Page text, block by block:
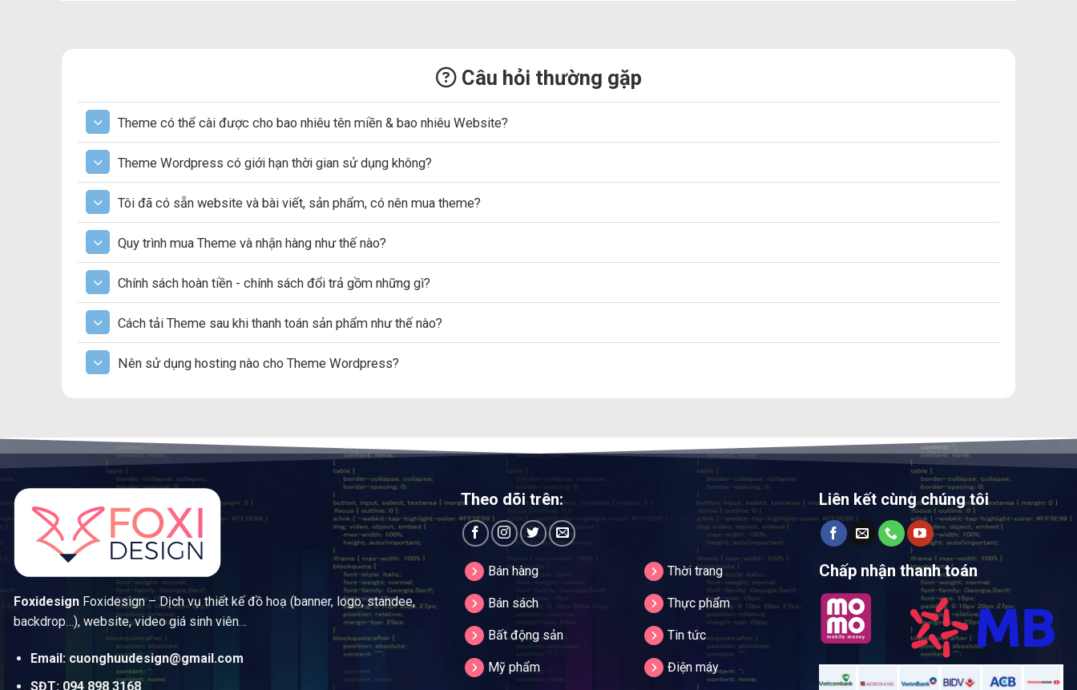
Câu hỏi thường gặp
Theme có thể cài được cho bao nhiêu tên miền & bao nhiêu Website?
Theme Wordpress có giới hạn thời gian sử dụng không?
Tôi đã có sẵn website và bài viết, sản phẩm, có nên mua theme?
Quy trình mua Theme và nhận hàng như thế nào?
Chính sách hoàn tiền - chính sách đổi trả gồm những gì?
Cách tải Theme sau khi thanh toán sản phẩm như thế nào?
Nên sử dụng hosting nào cho Theme Wordpress?
Foxidesign Foxidesign – Dịch vụ thiết kế đồ hoạ (banner, logo, standee,
backdrop…), website, video giá sinh viên…
Email: cuonghuudesign@gmail.com
SĐT: 094 898 3168
Theo dõi trên:
Bán hàng
Bán sách
Bất động sản
Mỹ phẩm
Thời trang
Thực phẩm
Tin tức
Điện máy
Liên kết cùng chúng tôi
Chấp nhận thanh toán